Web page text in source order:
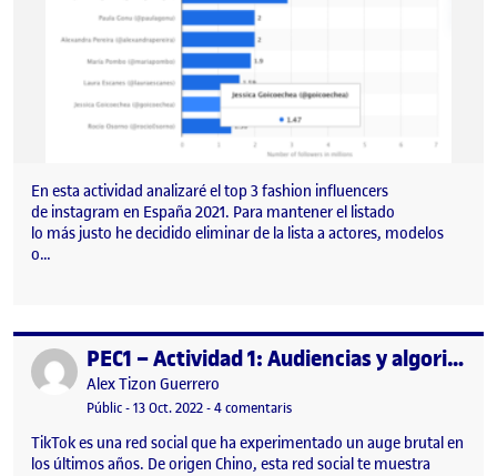
En esta actividad analizaré el top 3 fashion influencers
de instagram en España 2021. Para mantener el listado
lo más justo he decidido eliminar de la lista a actores, modelos
o…
Publicat per PEC1 – Actividad 1: Audiencias y algoritmos de los social media – Usuarios de TikTok en España
Publicat per
Alex Tizon Guerrero
Visibilitat:
Públic-Data de publicació
13 Oct. 202227 octubre, 2022 4:30 pm
-4 comentarisa PEC1 – Actividad 1: Audiencias
TikTok es una red social que ha experimentado un auge brutal en
los últimos años. De origen Chino, esta red social te muestra